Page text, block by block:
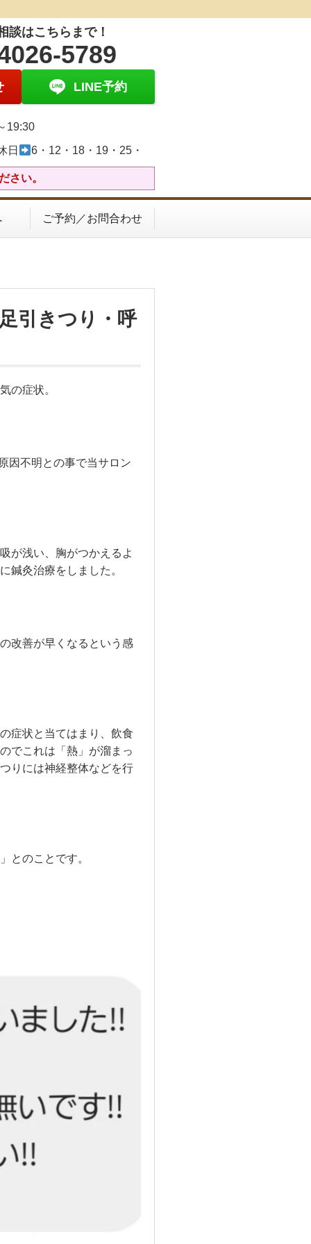
談はこちらまで！
5789
LINE予約
19:30
日
6・12・18・19・25・
さい。
ご予約／お問合わせ
引きつり・呼
の症状。
因不明との事で当サロン
が浅い、胸がつかえるよ
鍼灸治療をしました。
改善が早くなるという感
症状と当てはまり、飲食
でこれは「熱」が溜まっ
りには神経整体などを行
とのことです。